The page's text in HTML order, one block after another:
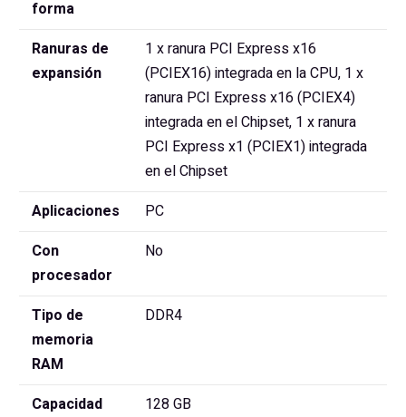
forma
Ranuras de
expansión
1 x ranura PCI Express x16
(PCIEX16) integrada en la CPU, 1 x
ranura PCI Express x16 (PCIEX4)
integrada en el Chipset, 1 x ranura
PCI Express x1 (PCIEX1) integrada
en el Chipset
Aplicaciones
PC
Con
procesador
No
Tipo de
memoria
RAM
DDR4
Capacidad
128 GB